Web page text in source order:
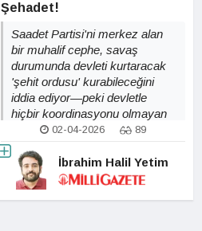
Şehadet!
Saadet Partisi'ni merkez alan
bir muhalif cephe, savaş
durumunda devleti kurtaracak
'şehit ordusu' kurabileceğini
iddia ediyor—peki devletle
hiçbir koordinasyonu olmayan
paralel bir yapı gerçekten
sorun mu?
02-04-2026 89
İbrahim Halil Yetim